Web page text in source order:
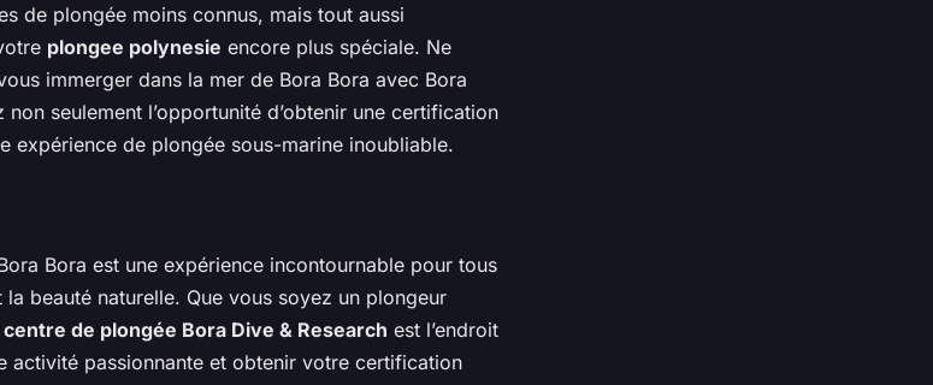
de plongée moins connus, mais tout aussi
plongee polynesie encore plus spéciale. Ne
immerger dans la mer de Bora Bora avec Bora
non seulement l’opportunité d’obtenir une certification
expérience de plongée sous-marine inoubliable.
Bora est une expérience incontournable pour tous
la beauté naturelle. Que vous soyez un plongeur
centre de plongée Bora Dive & Research est l’endroit
activité passionnante et obtenir votre certification